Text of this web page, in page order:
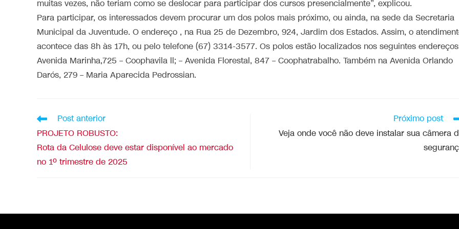
muitas vezes, não teriam como se deslocar para participar dos cursos presencialmente”, explicou.
Para participar, os interessados devem procurar um dos polos mais próximo, ou ainda, na sede da Secretaria
Municipal da Juventude. O endereço , na Rua 25 de Dezembro, 924, Jardim dos Estados. Assim, o
acontece das 8h às 17h, ou pelo telefone (67) 3314-3577. Os polos estão localizados nos seguintes
Avenida Marinha,725 – Coophavila ll; – Avenida Florestal, 847 – Coophatrabalho. Também na Avenida Orlando
Darós, 279 – Maria Aparecida Pedrossian.
Post anterior
PROJETO ROBUSTO:
Rota da Celulose deve estar disponível ao mercado
no 1º trimestre de 2025
Próximo post
Veja onde você não deve instalar sua câmera